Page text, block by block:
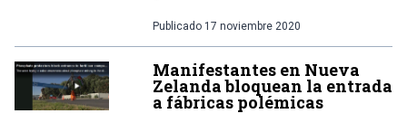
Publicado 17 noviembre 2020
Manifestantes en Nueva
Zelanda bloquean la entrada
a fábricas polémicas